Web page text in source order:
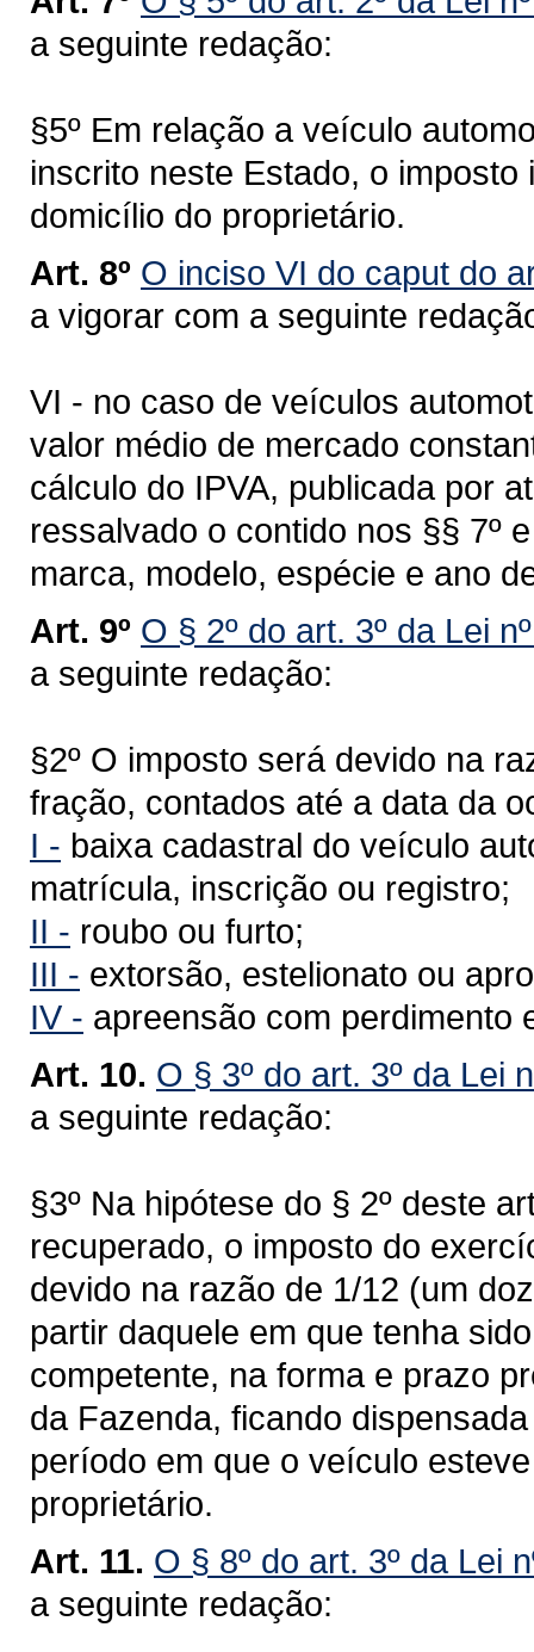
a seguinte redação:
§5º Em relação a veículo
inscrito neste Estado, o
domicílio do proprietário.
Art. 8º O inciso VI do caput do
a vigorar com a seguinte
VI - no caso de veículos
valor médio de mercado
cálculo do IPVA, publicada por
ressalvado o contido nos §§ 7º
marca, modelo, espécie e ano
Art. 9º O § 2º do art. 3º da Lei
a seguinte redação:
§2º O imposto será devido na
fração, contados até a data da
I - baixa cadastral do veículo
matrícula, inscrição ou registro;
II - roubo ou furto;
III - extorsão, estelionato ou
IV - apreensão com perdimento
Art. 10. O § 3º do art. 3º da Lei
a seguinte redação:
§3º Na hipótese do § 2º deste
recuperado, o imposto do
devido na razão de 1/12 (um
partir daquele em que tenha
competente, na forma e prazo
da Fazenda, ficando
período em que o veículo
proprietário.
Art. 11. O § 8º do art. 3º da Lei
a seguinte redação: